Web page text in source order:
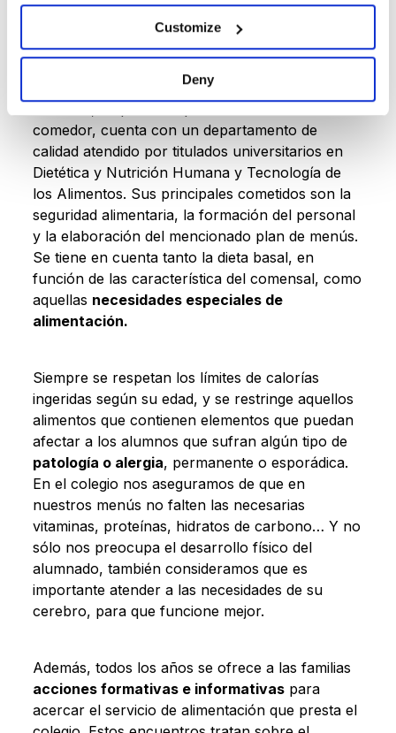
Customize
Deny
menú para el centro, que se elabora diariamente
en la cocina del propio colegio, con
frescosyproveedores de cercanía.
comedor, cuenta con un departamento de
calidad atendido por titulados universitarios en
Dietética y Nutrición Humana y Tecnología de
los Alimentos. Sus principales cometidos son la
seguridad alimentaria, la formación del personal
y la elaboración del mencionado plan de menús.
Se tiene en cuenta tanto la dieta basal, en
función de las característica del comensal, como
aquellas necesidades especiales de
alimentación.
Siempre se respetan los límites de calorías
ingeridas según su edad, y se restringe aquellos
alimentos que contienen elementos que puedan
afectar a los alumnos que sufran algún tipo de
patología o alergia, permanente o esporádica.
En el colegio nos aseguramos de que en
nuestros menús no falten las necesarias
vitaminas, proteínas, hidratos de carbono… Y no
sólo nos preocupa el desarrollo físico del
alumnado, también consideramos que es
importante atender a las necesidades de su
cerebro, para que funcione mejor.
Además, todos los años se ofrece a las familias
acciones formativas e informativaspara
acercar el servicio de alimentación que presta el